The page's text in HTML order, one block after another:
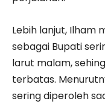
Lebih lanjut, Ilham
sebagai Bupati
larut malam,
terbatas.
sering diperoleh